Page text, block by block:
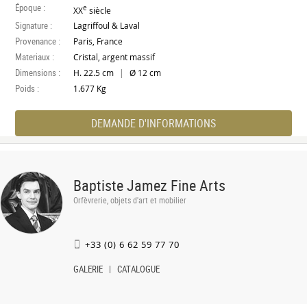
Époque : XXe siècle
Signature : Lagriffoul & Laval
Provenance : Paris, France
Materiaux : Cristal, argent massif
Dimensions : H. 22.5 cm | Ø 12 cm
Poids : 1.677 Kg
DEMANDE D'INFORMATIONS
Baptiste Jamez Fine Arts
Orfèvrerie, objets d'art et mobilier
+33 (0) 6 62 59 77 70
GALERIE CATALOGUE